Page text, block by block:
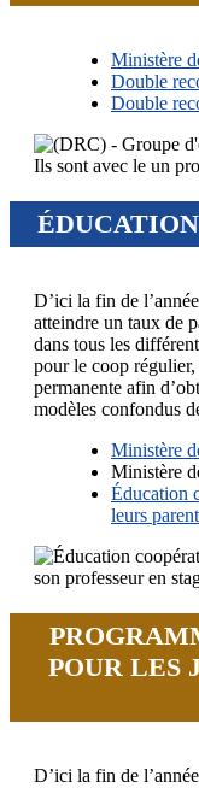
Ministère
Double
Double
D’ici la fin de
atteindre un taux de
dans tous les
pour le coop régulier,
permanente afin
modèles confondus
Ministère
Ministère
Éducation
leurs
POUR LES
D’ici la fin de